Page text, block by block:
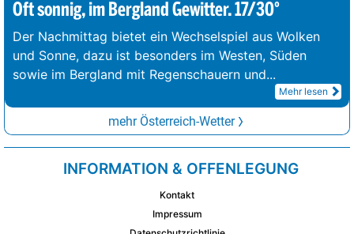
Oft sonnig, im Bergland Gewitter. 17/30°
Der Nachmittag bietet ein Wechselspiel aus Wolken
und Sonne, dazu ist besonders im Westen, Süden
sowie im Bergland mit Regenschauern und...
Mehr lesen
mehr Österreich-Wetter
INFORMATION & OFFENLEGUNG
Kontakt
Impressum